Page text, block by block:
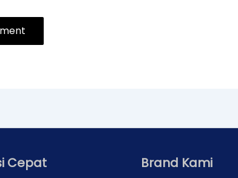
Cepat Brand Kami